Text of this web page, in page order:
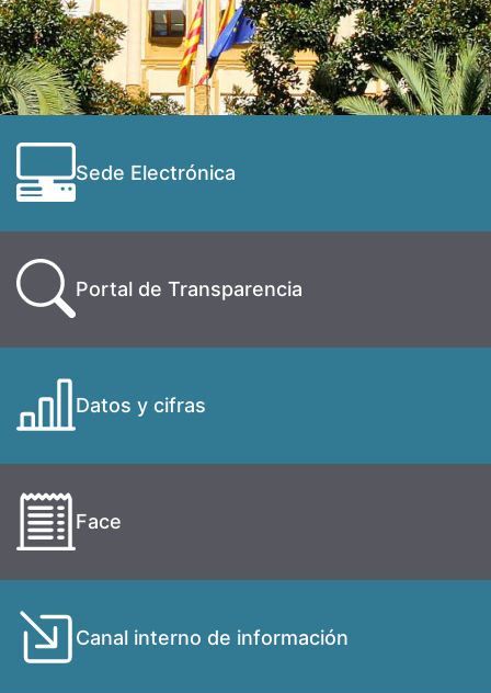
Sede Electrónica
Portal de Transparencia
Datos y cifras
Face
Canal interno de información